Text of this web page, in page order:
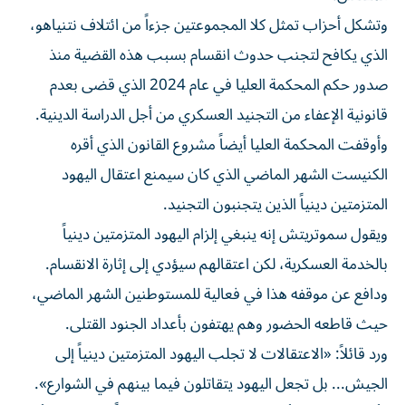
وتشكل أحزاب تمثل كلا المجموعتين جزءاً من ائتلاف نتنياهو،
الذي يكافح لتجنب حدوث انقسام بسبب هذه القضية منذ
صدور حكم المحكمة العليا في عام 2024 الذي قضى بعدم
قانونية الإعفاء من التجنيد العسكري من أجل الدراسة الدينية.
وأوقفت ⁠المحكمة العليا أيضاً مشروع القانون الذي أقره
الكنيست الشهر الماضي الذي كان سيمنع اعتقال اليهود
المتزمتين دينياً الذين يتجنبون التجنيد.
ويقول سموتريتش إنه ينبغي إلزام اليهود المتزمتين دينياً
بالخدمة العسكرية، لكن اعتقالهم سيؤدي إلى إثارة الانقسام.
ودافع عن موقفه هذا في فعالية للمستوطنين الشهر الماضي،
حيث قاطعه الحضور وهم يهتفون بأعداد الجنود القتلى.
ورد قائلاً: «الاعتقالات لا تجلب اليهود المتزمتين دينياً إلى
الجيش... بل تجعل اليهود يتقاتلون فيما ​بينهم في الشوارع».